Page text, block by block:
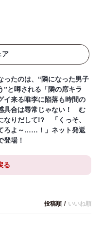
ア
ったのは、“隣になった男子
”と噂される「隣の席キラ
イ来る唯李に陥落も時間の
具合は尋常じゃない！ む
なりだして!? 「くっそ、
ろよ～……！」ネット発返
登場！
る
投稿順 / いいね順